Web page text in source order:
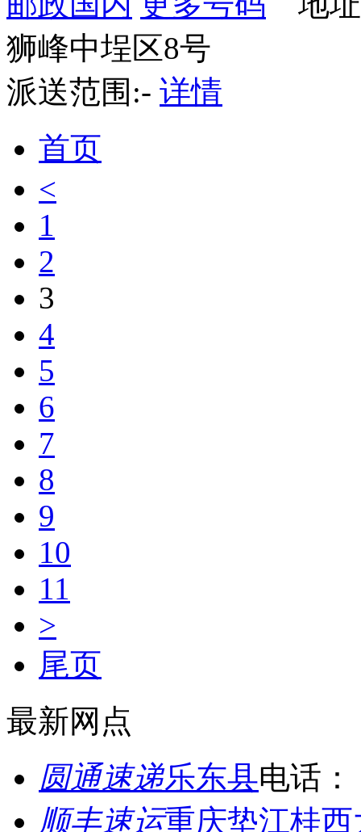
狮峰中埕区8号
派送范围:- 详情
首页
<
1
2
3
4
5
6
7
8
9
10
11
>
尾页
最新网点
圆通速递乐东县电话：
顺丰速运重庆垫江桂